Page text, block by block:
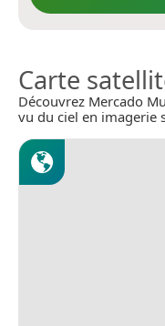
Carte
Découvrez Mercado
vu du ciel en imagerie